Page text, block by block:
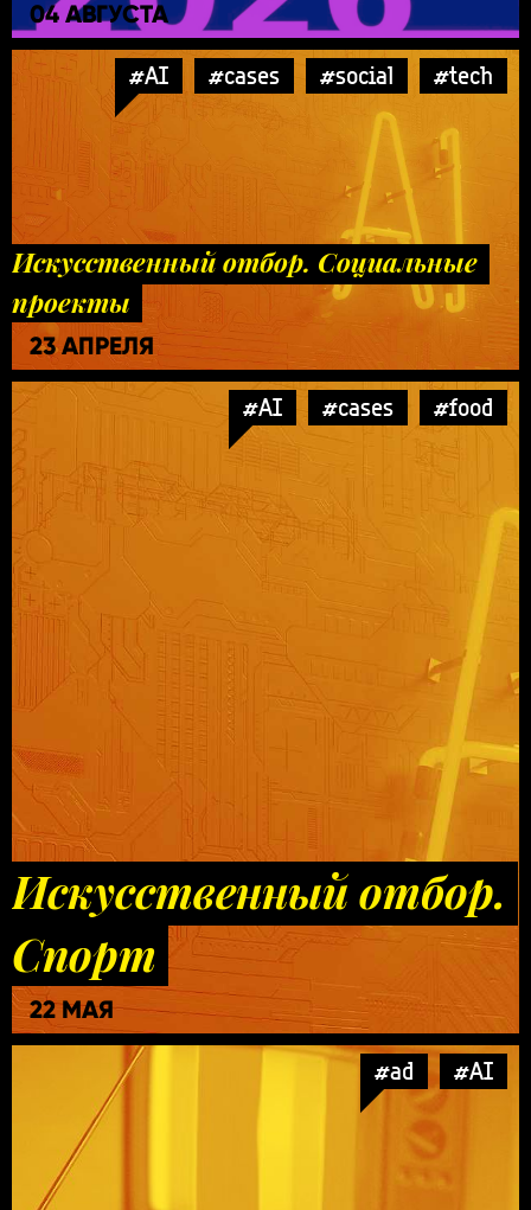
04 АВГУСТА
#AI #cases #social #tech
Искусственный отбор. Социальные
проекты
23 АПРЕЛЯ
#AI #cases #food
Искусственный отбор.
Спорт
22 МАЯ
#ad #AI